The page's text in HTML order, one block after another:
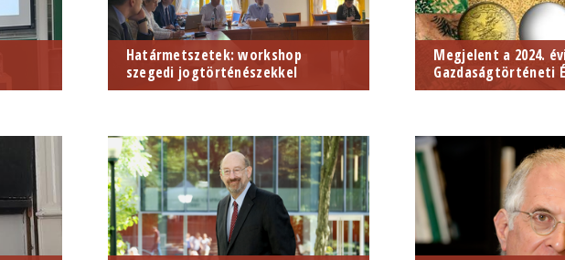
Határmetszetek: workshop
szegedi jogtörténészekkel
kutatócsoportunk az ELTÉ-n tartott
közös workshopot szegedi
jogászokkal. A képgaléria
kattintásra nyílik.
Megjelent a 2024.
Gazdaságtörténeti
kollégáink
meg a kötet.